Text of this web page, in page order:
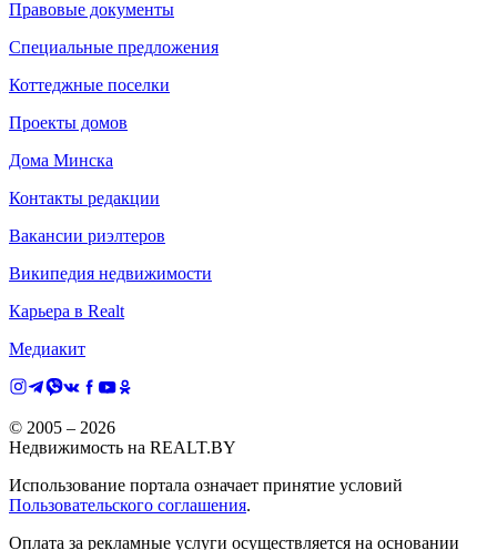
Правовые документы
Специальные предложения
Коттеджные поселки
Проекты домов
Дома Минска
Контакты редакции
Вакансии риэлтеров
Википедия недвижимости
Карьера в Realt
Медиакит
© 2005 – 2026
Недвижимость на REALT.BY
Использование портала означает принятие условий
Пользовательского соглашения.
Оплата за рекламные услуги осуществляется на основании